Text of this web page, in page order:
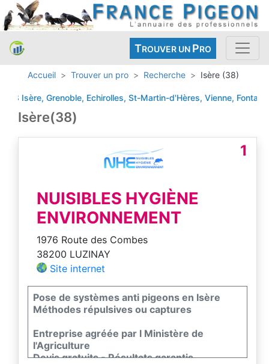
TROUVER UN PRO
Accueil Trouver un pro Recherche Isère (38)
Grenoble, Echirolles, St-Martin-d'Hères, Vienne, Fontaine,
Isère(38)
1
NUISIBLES HYGIÈNE
ENVIRONNEMENT
1976 Route des Combes
38200 LUZINAY
Site internet
Pose de systèmes anti pigeons en Isère
Méthodes répulsives ou captures
Entreprise agréée par l Ministère de
l'Agriculture
Devis gratuits - Résultats garantis